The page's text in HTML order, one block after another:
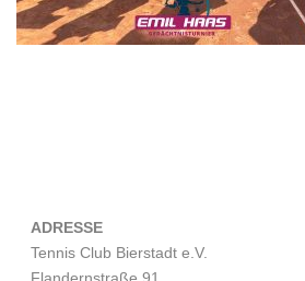
ADRESSE
Tennis Club Bierstadt e.V.